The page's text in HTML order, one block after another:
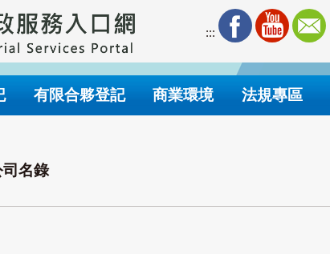
:::
有限合夥登記 商業環境 法規專區
司名錄